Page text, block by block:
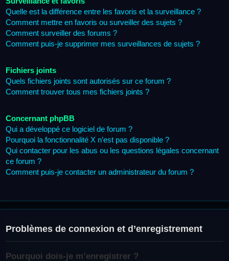
Quelle est la différence entre les favoris et la surveillance ?
Comment mettre en favoris ou surveiller des sujets ?
Comment surveiller des forums ?
Comment puis-je supprimer mes surveillances de sujets ?
Fichiers joints
Quels fichiers joints sont autorisés sur ce forum ?
Comment trouver tous mes fichiers joints ?
Concernant phpBB
Qui a développé ce logiciel de forum ?
Pourquoi la fonctionnalité X n’est pas disponible ?
Qui contacter pour les abus ou les questions légales concernant
ce forum ?
Comment puis-je contacter un administrateur du forum ?
Problèmes de connexion et d’enregistrement
Pourquoi dois-je m’enregistrer ?